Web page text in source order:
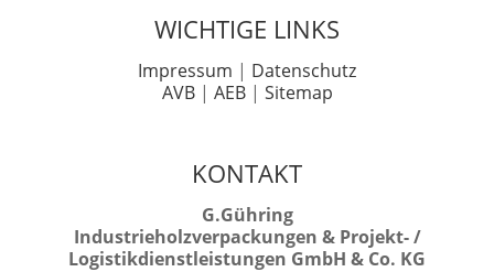
WICHTIGE LINKS
Impressum | Datenschutz
AVB| AEB| Sitemap
KONTAKT
G.Gühring
Industrieholzverpackungen & Projekt- /
Logistikdienstleistungen GmbH & Co. KG